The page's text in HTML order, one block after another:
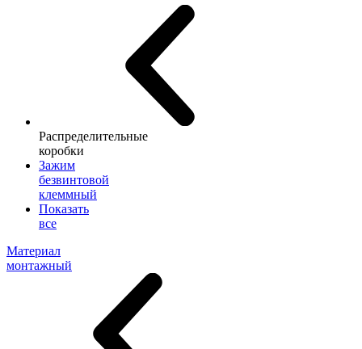
Распределительные
коробки
Зажим
безвинтовой
клеммный
Показать
все
Материал
монтажный